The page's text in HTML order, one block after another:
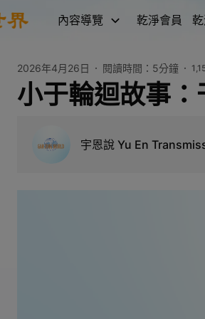
內容導覽 乾淨會員
2026年4月26日 閱讀時間： 5分鐘
小于輪迴故事
宇恩說 Yu En